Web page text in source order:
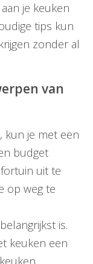
je keuken
tips kun
zonder al
van
kun je met een
budget
uit te
op weg te
is.
keuken een